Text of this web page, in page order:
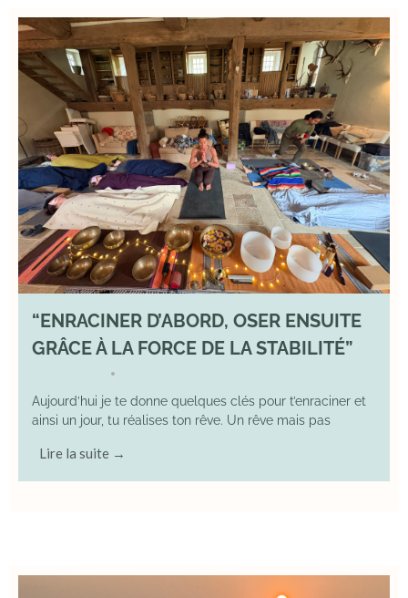
“ENRACINER D’ABORD, OSER ENSUITE
GRÂCE À LA FORCE DE LA STABILITÉ”
•
Aujourd’hui je te donne quelques clés pour t’enraciner et
ainsi un jour, tu réalises ton rêve. Un rêve mais pas
Lire la suite →